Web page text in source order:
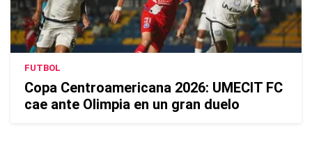
FUTBOL
Copa Centroamericana 2026: UMECIT FC
cae ante Olimpia en un gran duelo